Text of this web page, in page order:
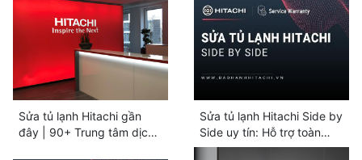
Sửa tủ lạnh Hitachi gần
đây | 90+ Trung tâm dịch
Sửa tủ lạnh Hitachi Side by
Side uy tín: Hỗ trợ toàn
quốc 24/7